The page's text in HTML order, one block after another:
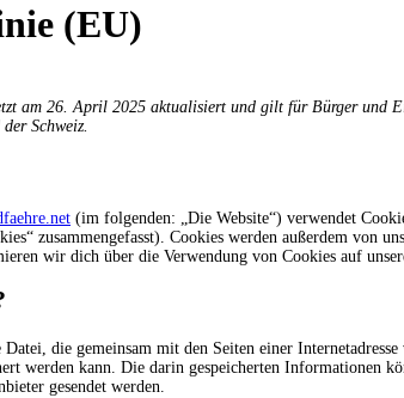
(EU)
am 26. April 2025 aktualisiert und gilt für Bürger und
Schweiz.
(im folgenden: „Die Website“) verwendet
zusammengefasst). Cookies werden außerdem von
wir dich über die Verwendung von Cookies auf
die gemeinsam mit den Seiten einer
werden kann. Die darin gespeicherten Informationen
gesendet werden.